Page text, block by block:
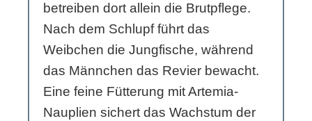
betreiben dort allein die Brutpflege.
Nach dem Schlupf führt das
Weibchen die Jungfische, während
das Männchen das Revier bewacht.
Eine feine Fütterung mit Artemia-
Nauplien sichert das Wachstum der